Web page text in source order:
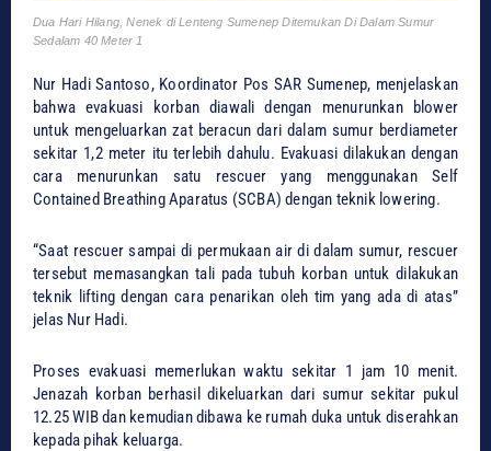
Dua Hari Hilang, Nenek di Lenteng Sumenep Ditemukan Di Dalam Sumur
Sedalam 40 Meter 1
Nur Hadi Santoso, Koordinator Pos SAR Sumenep, menjelaskan
bahwa evakuasi korban diawali dengan menurunkan blower
untuk mengeluarkan zat beracun dari dalam sumur berdiameter
sekitar 1,2 meter itu terlebih dahulu. Evakuasi dilakukan dengan
cara menurunkan satu rescuer yang menggunakan Self
Contained Breathing Aparatus (SCBA) dengan teknik lowering.
“Saat rescuer sampai di permukaan air di dalam sumur, rescuer
tersebut memasangkan tali pada tubuh korban untuk dilakukan
teknik lifting dengan cara penarikan oleh tim yang ada di atas”
jelas Nur Hadi.
Proses evakuasi memerlukan waktu sekitar 1 jam 10 menit.
Jenazah korban berhasil dikeluarkan dari sumur sekitar pukul
12.25 WIB dan kemudian dibawa ke rumah duka untuk diserahkan
kepada pihak keluarga.